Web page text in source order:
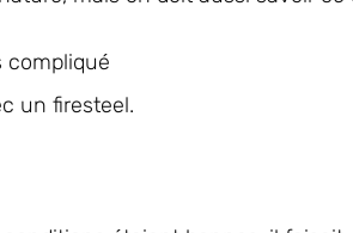
compliqué
un firesteel.